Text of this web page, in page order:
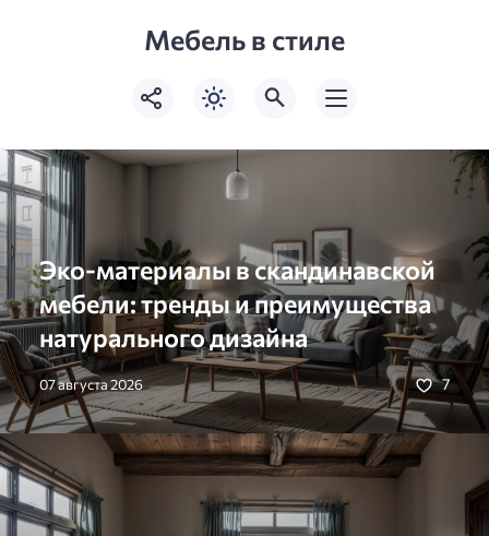
Мебель в стиле
Эко-материалы в скандинавской
мебели: тренды и преимущества
натурального дизайна
07 августа 2026 7